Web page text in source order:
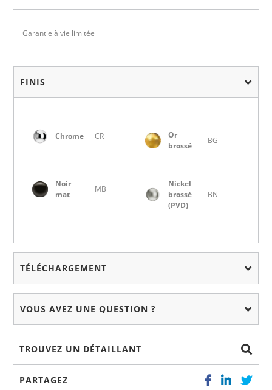
Garantie à vie limitée
FINIS
Chrome CR
Or
brossé
BG
Noir
mat
MB
Nickel
brossé
(PVD)
BN
TÉLÉCHARGEMENT
VOUS AVEZ UNE QUESTION ?
TROUVEZ UN DÉTAILLANT
PARTAGEZ